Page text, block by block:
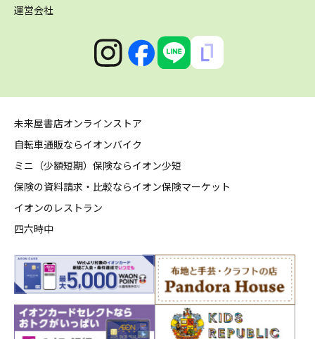
運営会社
未来屋書店オンラインストア
自転車通販ならイオンバイク
ミニ（少額短期）保険ならイオン少短
保険の資料請求・比較ならイオン保険マーケット
イオンのレストラン
四六時中